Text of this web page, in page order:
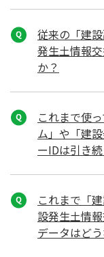
従来の「建
発生土情報
か？
これまで使
ム」や「建
ーIDは引き
これまで「
設発生土情
データはど